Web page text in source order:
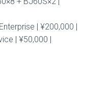
| ¥200,000 |
| ¥50,000 |